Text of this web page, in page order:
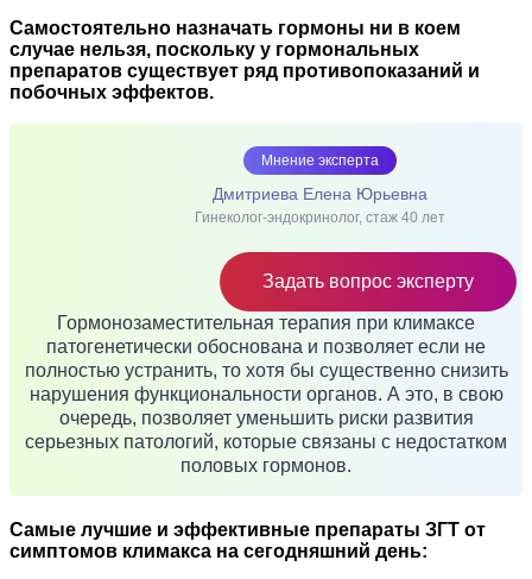
Самостоятельно назначать гормоны ни в коем
случае нельзя, поскольку у гормональных
препаратов существует ряд противопоказаний и
побочных эффектов.
Мнение эксперта
Дмитриева Елена Юрьевна
Гинеколог-эндокринолог, стаж 40 лет
Задать вопрос эксперту
Гормонозаместительная терапия при климаксе
патогенетически обоснована и позволяет если не
полностью устранить, то хотя бы существенно снизить
нарушения функциональности органов. А это, в свою
очередь, позволяет уменьшить риски развития
серьезных патологий, которые связаны с недостатком
половых гормонов.
Самые лучшие и эффективные препараты ЗГТ от
симптомов климакса на сегодняшний день: